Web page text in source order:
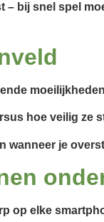
– bij snel spel
hoe veilig ze
wanneer je
op elke